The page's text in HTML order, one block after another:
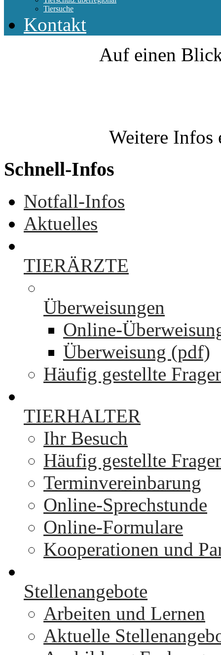
Tiersuche
Kontakt
Auf einen
Weitere Infos
Schnell-Infos
Notfall-Infos
Aktuelles
TIERÄRZTE
Überweisungen
Online-
Überweisung (pdf)
Häufig gestellte
TIERHALTER
Ihr Besuch
Häufig gestellte
Terminvereinbarung
Online-Sprechstunde
Online-Formulare
Kooperationen und
Stellenangebote
Arbeiten und Lernen
Aktuelle